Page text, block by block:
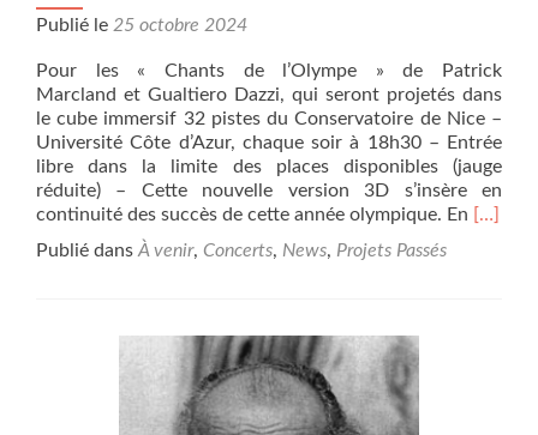
Pantin.
Publié le 25 octobre 2024
Pour les « Chants de l’Olympe » de Patrick
Marcland et Gualtiero Dazzi, qui seront projetés dans
le cube immersif 32 pistes du Conservatoire de Nice –
Université Côte d’Azur, chaque soir à 18h30 – Entrée
libre dans la limite des places disponibles (jauge
réduite) – Cette nouvelle version 3D s’insère en
continuité des succès de cette année olympique. En En[…]
Publié dans À venir, Concerts, News, Projets Passés